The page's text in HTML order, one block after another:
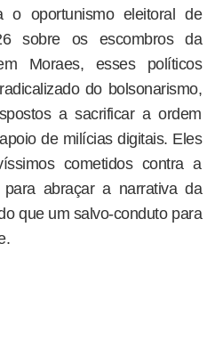
o oportunismo eleitoral de
sobre os escombros da
Moraes, esses políticos
do bolsonarismo,
a sacrificar a ordem
de milícias digitais. Eles
cometidos contra a
abraçar a narrativa da
que um salvo-conduto para